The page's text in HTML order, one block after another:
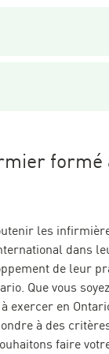
formé
les
dans
de leur
Que vous soyez
exercer en
à des
faire